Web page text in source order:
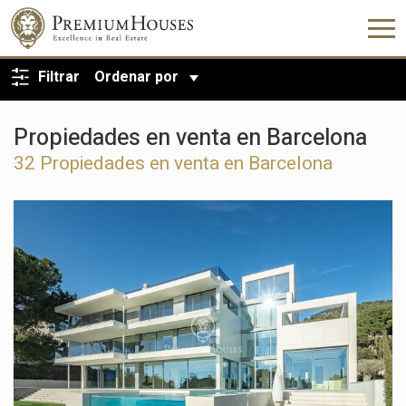
Filtrar Ordenar por
Propiedades en venta en Barcelona
32 Propiedades en venta en Barcelona
VOLVER A LA BÚSQUEDA